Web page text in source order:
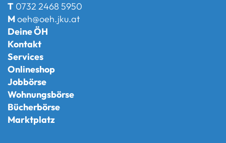
T 0732 2468 5950
Moeh@oeh.jku.at
Deine ÖH
Kontakt
Services
Onlineshop
Jobbörse
Wohnungsbörse
Bücherbörse
Marktplatz